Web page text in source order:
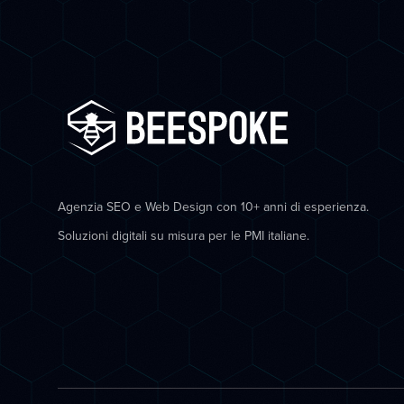
Agenzia SEO e Web Design con 10+ anni di esperienza.
Soluzioni digitali su misura per le PMI italiane.